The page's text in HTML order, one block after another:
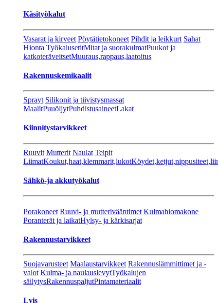
Käsityökalut
Vasarat ja kirveet Pöytätietokoneet Pihdit ja leikkurt Sahat
Hionta TyökalusetitMitat ja suorakulmatPuukot ja
katkoteräveitsetMuuraus,rappaus,laatoitus
Rakennuskemikaalit
Sprayt Silikonit ja tiivistysmassat
MaalitPuuöljytPuhdistusaineetLakat
Kiinnitystarvikkeet
Ruuvit Mutterit Naulat Teipit
LiimatKoukut,haat,klemmarit,lukot
Sähkö-ja akkutyökalut
Porakoneet Ruuvi- ja mutterivääntimet Kulmahiomakone
Poranterät ja laikatHylsy- ja kärkisarjat
Rakennustarvikkeet
Suojavarusteet Maalaustarvikkeet Rakennuslämmittimet ja -
valot Kulma- ja naulauslevytTyökalujen
säilytysRakennuspaljutPintamateriaalit
Lvis